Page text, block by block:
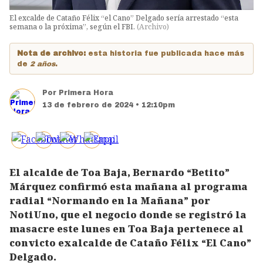
El excalde de Cataño Félix “el Cano” Delgado sería arrestado “esta
semana o la próxima”, según el FBI. (Archivo)
Nota de archivo: esta historia fue publicada hace más
de 2 años.
Por Primera Hora
13 de febrero de 2024 • 12:10pm
El alcalde de Toa Baja, Bernardo “Betito”
Márquez confirmó esta mañana al programa
radial “Normando en la Mañana” por
NotiUno, que el negocio donde se registró la
masacre este lunes en Toa Baja pertenece al
convicto exalcalde de Cataño Félix “El Cano”
Delgado.